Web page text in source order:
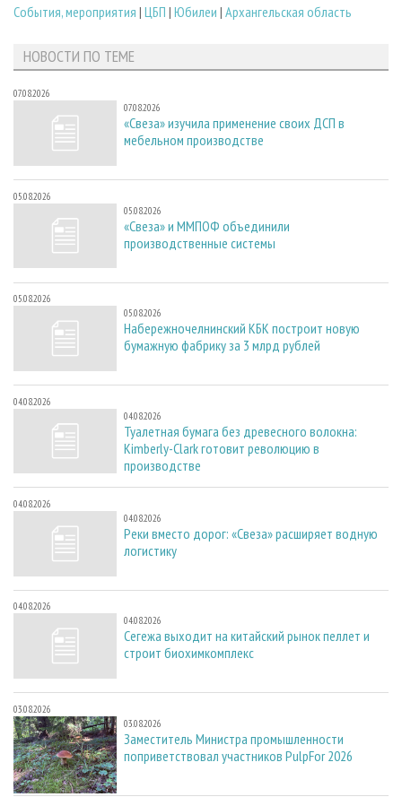
События, мероприятия | ЦБП | Юбилеи | Архангельская область
НОВОСТИ ПО ТЕМЕ
07.08.2026
07.08.2026
«Свеза» изучила применение своих ДСП в
мебельном производстве
05.08.2026
05.08.2026
«Свеза» и ММПОФ объединили
производственные системы
05.08.2026
05.08.2026
Набережночелнинский КБК построит новую
бумажную фабрику за 3 млрд рублей
04.08.2026
04.08.2026
Туалетная бумага без древесного волокна:
Kimberly-Clark готовит революцию в
производстве
04.08.2026
04.08.2026
Реки вместо дорог: «Свеза» расширяет водную
логистику
04.08.2026
04.08.2026
Сегежа выходит на китайский рынок пеллет и
строит биохимкомплекс
03.08.2026
03.08.2026
Заместитель Министра промышленности
поприветствовал участников PulpFor 2026